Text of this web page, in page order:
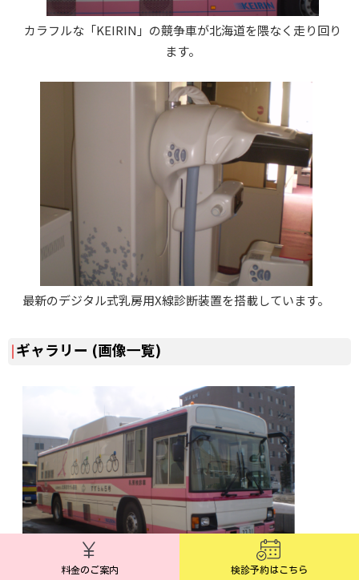
検診予約はこちら
料金のご案内
カラフルな「KEIRIN」の競争車が北海道を隈なく走り回り
ます。
最新のデジタル式乳房用X線診断装置を搭載しています。
ギャラリー (画像一覧)